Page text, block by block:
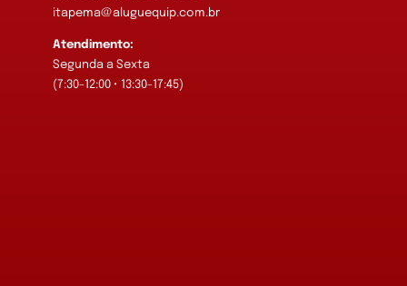
itapema@aluguequip.com.br
Atendimento:
Segunda a Sexta
(7:30-12:00 • 13:30-17:45)